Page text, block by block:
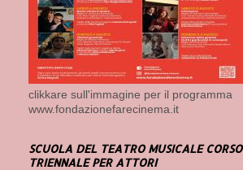
clikkare sull'immagine per il programma
www.fondazionefarecinema.it
SCUOLA DEL TEATRO MUSICALE CORSO
TRIENNALE PER ATTORI